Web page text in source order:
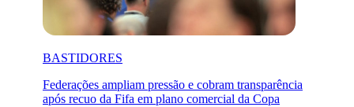
BASTIDORES
Federações ampliam pressão e cobram transparência
após recuo da Fifa em plano comercial da Copa